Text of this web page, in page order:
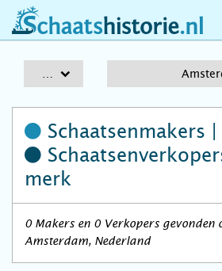
schaatshistorie.nl
Schaatsenmakers |
merk
0 Makers en 0 Verkopers gevonden
Amsterdam, Nederland